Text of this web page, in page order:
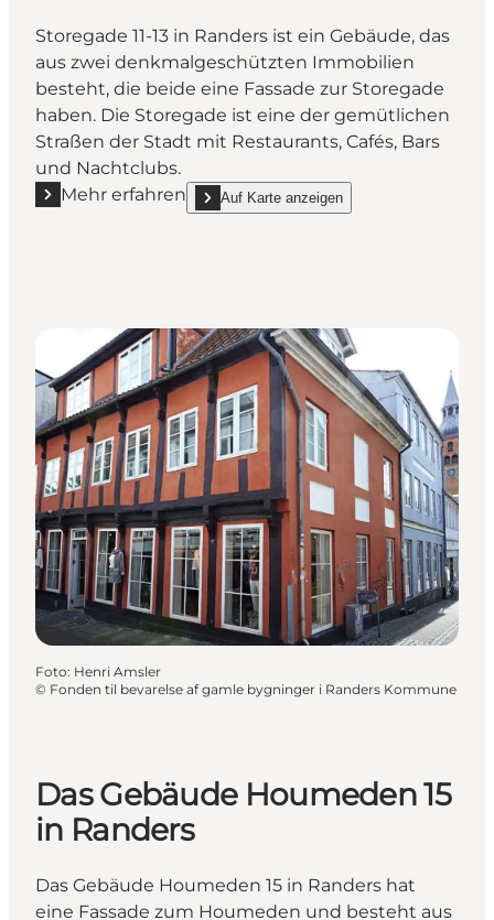
Storegade 11-13 in Randers ist ein Gebäude, das
aus zwei denkmalgeschützten Immobilien
besteht, die beide eine Fassade zur Storegade
haben. Die Storegade ist eine der gemütlichen
Straßen der Stadt mit Restaurants, Cafés, Bars
und Nachtclubs.
Mehr erfahren
Mehr erfahren "Storegade 11-13 in Randers"
Auf Karte anzeigen
show Storegade 11-13 in Randers on_map
Foto: Henri Amsler
© Fonden til bevarelse af gamle bygninger i Randers Kommune
Das Gebäude Houmeden 15
in Randers
Das Gebäude Houmeden 15 in Randers hat
eine Fassade zum Houmeden und besteht aus